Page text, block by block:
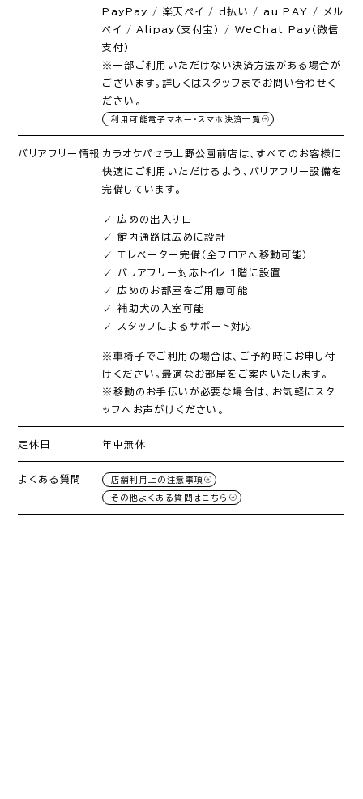
PayPay / 楽天ペイ / d払い / au PAY / メル
ペイ / Alipay（支付宝） / WeChat Pay（微信
支付）
※一部ご利用いただけない決済方法がある場合が
ございます。詳しくはスタッフまでお問い合わせく
ださい。
利用可能電子マネー・スマホ決済一覧
バリアフリー情報 カラオケパセラ上野公園前店は、すべてのお客様に
快適にご利用いただけるよう、バリアフリー設備を
完備しています。
✓ 広めの出入り口
✓ 館内通路は広めに設計
✓ エレベーター完備（全フロアへ移動可能）
✓ バリアフリー対応トイレ 1階に設置
✓ 広めのお部屋をご用意可能
✓ 補助犬の入室可能
✓ スタッフによるサポート対応
※車椅子でご利用の場合は、ご予約時にお申し付
けください。最適なお部屋をご案内いたします。
※移動のお手伝いが必要な場合は、お気軽にスタ
ッフへお声がけください。
定休日 年中無休
よくある質問 店舗利用上の注意事項
その他よくある質問はこちら